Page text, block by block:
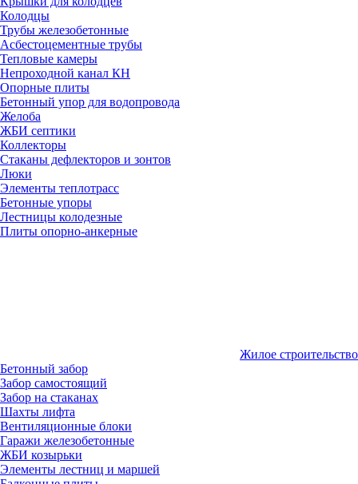
Колодцы
Трубы железобетонные
Асбестоцементные трубы
Тепловые камеры
Непроходной канал КН
Опорные плиты
Бетонный упор для водопровода
Желоба
ЖБИ септики
Коллекторы
Стаканы дефлекторов и зонтов
Люки
Элементы теплотрасс
Бетонные упоры
Лестницы колодезные
Плиты опорно-анкерные
Жилое строительство
Бетонный забор
Забор самостоящий
Забор на стаканах
Шахты лифта
Вентиляционные блоки
Гаражи железобетонные
ЖБИ козырьки
Элементы лестниц и маршей